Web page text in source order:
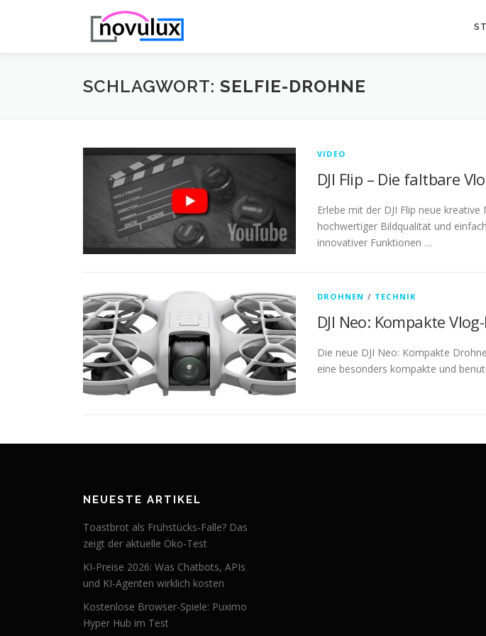
SCHLAGWORT: SELFIE-DROHNE
VIDEO
DJI Flip – Die faltbare
Erlebe mit der DJI Flip neue
hochwertiger Bildqualität und
innovativer Funktionen …
DROHNEN / TECHNIK
DJI Neo: Kompakte
Die neue DJI Neo: Kompakte
eine besonders kompakte und
NEUESTE ARTIKEL
Toastbrot als Frühstücks-Falle? Das
zeigt der aktuelle Öko-Test
KI-Preise 2026: Was Chatbots, APIs
und KI-Agenten wirklich kosten
Kostenlose Browser-Spiele: Puximo
Hyper Hub im Test